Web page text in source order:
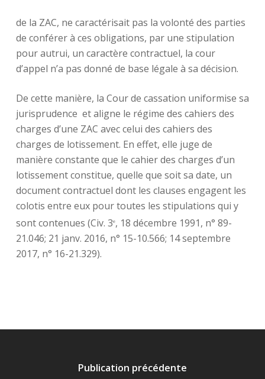
de la ZAC, ne caractérisait pas la volonté des parties
de conférer à ces obligations, par une stipulation
pour autrui, un caractère contractuel, la cour
d’appel n’a pas donné de base légale à sa décision.
De cette manière, la Cour de cassation uniformise sa
jurisprudence et aligne le régime des cahiers des
charges d’une ZAC avec celui des cahiers des
charges de lotissement. En effet, elle juge de
manière constante que le cahier des charges d’un
lotissement constitue, quelle que soit sa date, un
document contractuel dont les clauses engagent les
colotis entre eux pour toutes les stipulations qui y
sont contenues (Civ. 3e, 18 décembre 1991, n° 89-
21.046; 21 janv. 2016, n° 15-10.566; 14 septembre
2017, n° 16-21.329).
Publication précédente